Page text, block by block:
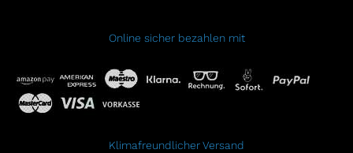
Online sicher bezahlen mit
Klimafreundlicher Versand